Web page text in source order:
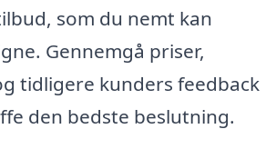
som du nemt kan
Gennemgå priser,
tidligere kunders feedback
den bedste beslutning.